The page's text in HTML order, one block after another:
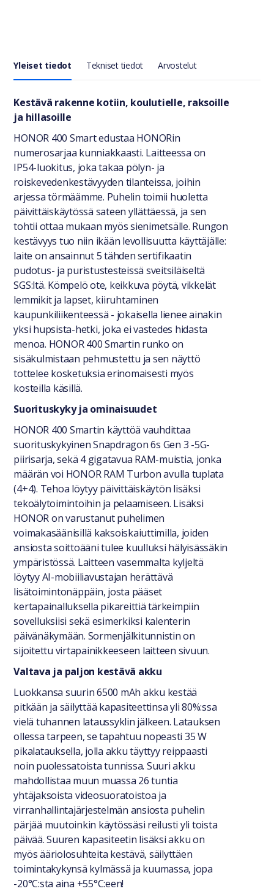
Yleiset tiedot Tekniset tiedot Arvostelut
Yleiset tiedot
Kestävä rakenne kotiin, koulutielle, raksoille
ja hillasoille
HONOR 400 Smart edustaa HONORin
numerosarjaa kunniakkaasti. Laitteessa on
IP54-luokitus, joka takaa pölyn- ja
roiskevedenkestävyyden tilanteissa, joihin
arjessa törmäämme. Puhelin toimii huoletta
päivittäiskäytössä sateen yllättäessä, ja sen
tohtii ottaa mukaan myös sienimetsälle. Rungon
kestävyys tuo niin ikään levollisuutta käyttäjälle:
laite on ansainnut 5 tähden sertifikaatin
pudotus- ja puristustesteissä sveitsiläiseltä
SGS:ltä. Kömpelö ote, keikkuva pöytä, vikkelät
lemmikit ja lapset, kiiruhtaminen
kaupunkiliikenteessä - jokaisella lienee ainakin
yksi hupsista-hetki, joka ei vastedes hidasta
menoa. HONOR 400 Smartin runko on
sisäkulmistaan pehmustettu ja sen näyttö
tottelee kosketuksia erinomaisesti myös
kosteilla käsillä.
Suorituskyky ja ominaisuudet
HONOR 400 Smartin käyttöä vauhdittaa
suorituskykyinen Snapdragon 6s Gen 3 -5G-
piirisarja, sekä 4 gigatavua RAM-muistia, jonka
määrän voi HONOR RAM Turbon avulla tuplata
(4+4). Tehoa löytyy päivittäiskäytön lisäksi
tekoälytoimintoihin ja pelaamiseen. Lisäksi
HONOR on varustanut puhelimen
voimakasäänisillä kaksoiskaiuttimilla, joiden
ansiosta soittoääni tulee kuulluksi hälyisässäkin
ympäristössä. Laitteen vasemmalta kyljeltä
löytyy AI-mobiiliavustajan herättävä
lisätoimintonäppäin, josta pääset
kertapainalluksella pikareittiä tärkeimpiin
sovelluksiisi sekä esimerkiksi kalenterin
päivänäkymään. Sormenjälkitunnistin on
sijoitettu virtapainikkeeseen laitteen sivuun.
Valtava ja paljon kestävä akku
Luokkansa suurin 6500 mAh akku kestää
pitkään ja säilyttää kapasiteettinsa yli 80%:ssa
vielä tuhannen lataussyklin jälkeen. Latauksen
ollessa tarpeen, se tapahtuu nopeasti 35 W
pikalatauksella, jolla akku täyttyy reippaasti
noin puolessatoista tunnissa. Suuri akku
mahdollistaa muun muassa 26 tuntia
yhtäjaksoista videosuoratoistoa ja
virranhallintajärjestelmän ansiosta puhelin
pärjää muutoinkin käytössäsi reilusti yli toista
päivää. Suuren kapasiteetin lisäksi akku on
myös ääriolosuhteita kestävä, säilyttäen
toimintakykynsä kylmässä ja kuumassa, jopa
-20°C:sta aina +55°C:een!